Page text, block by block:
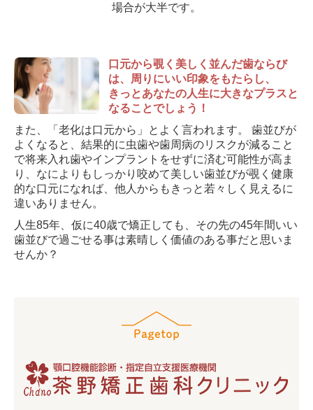
場合が大半です。
口元から覗く美しく並んだ歯ならび
は、周りにいい印象をもたらし、
きっとあなたの人生に大きなプラスと
なることでしょう！
また、「老化は口元から」とよく言われます。 歯並びが
よくなると、結果的に虫歯や歯周病のリスクが減ること
で将来入れ歯やインプラントをせずに済む可能性が高ま
り、なによりもしっかり咬めて美しい歯並びが覗く健康
的な口元になれば、他人からもきっと若々しく見えるに
違いありません。
人生85年、仮に40歳で矯正しても、その先の45年間いい
歯並びで過ごせる事は素晴しく価値のある事だと思いま
せんか？